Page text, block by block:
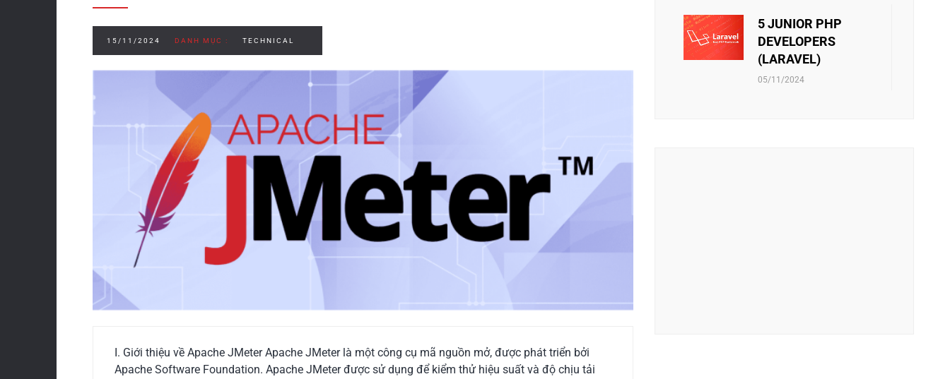
15/11/2024 DANH MỤC : TECHNICAL
I. Giới thiệu về Apache JMeter Apache JMeter là một công cụ mã nguồn mở, được phát triển bởi
Apache Software Foundation. Apache JMeter được sử dụng để kiểm thử hiệu suất và độ chịu tải
5 JUNIOR PHP
DEVELOPERS
(LARAVEL)
05/11/2024